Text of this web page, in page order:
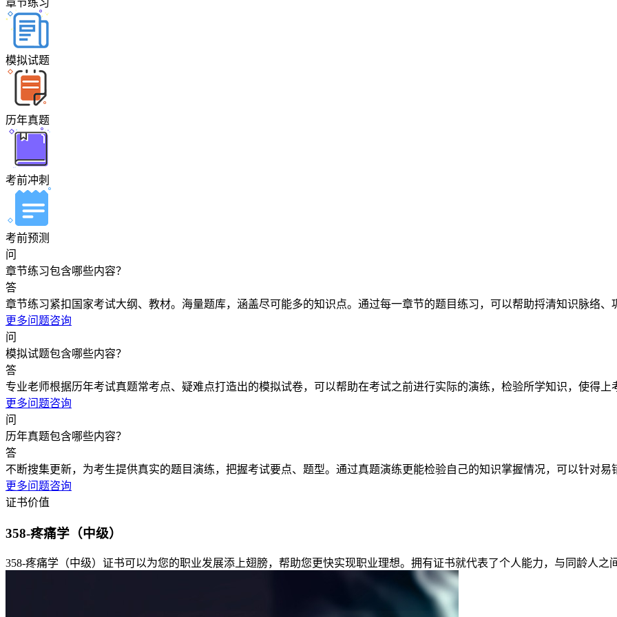
章节练习
模拟试题
历年真题
考前冲刺
考前预测
问
章节练习包含哪些内容？
答
章节练习紧扣国家考试大纲、教材。海量题库，涵盖尽可能多的知识点。通过每一章节的题目练习，可以帮助捋清知识脉络、
更多问题咨询
问
模拟试题包含哪些内容？
答
专业老师根据历年考试真题常考点、疑难点打造出的模拟试卷，可以帮助在考试之前进行实际的演练，检验所学知识，使得上
更多问题咨询
问
历年真题包含哪些内容？
答
不断搜集更新，为考生提供真实的题目演练，把握考试要点、题型。通过真题演练更能检验自己的知识掌握情况，可以针对易
更多问题咨询
证书价值
358-疼痛学（中级）
358-疼痛学（中级）证书可以为您的职业发展添上翅膀，帮助您更快实现职业理想。拥有证书就代表了个人能力，与同龄人之